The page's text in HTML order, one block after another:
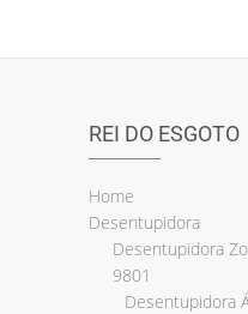
REI DO ESGOTO
Home
Desentupidora
Desentupidora
9801
Desentupidora